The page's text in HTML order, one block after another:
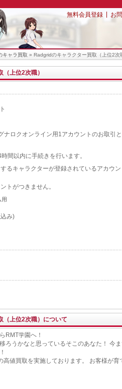
無料会員登録 お
キャラ買取 » Radgridのキャラクター買取（上位2次
上位2次職）
ナロクオンライン用1アカウントのお取引と
間以内に手続きを行います。
るキャラクターが登録されているアカウン
トがつきません。
用
み)
（上位2次職）について
RMT学園へ！
ろうかなと思っているそこのあなた！ 今
高値買取を実施しております。 お客様が